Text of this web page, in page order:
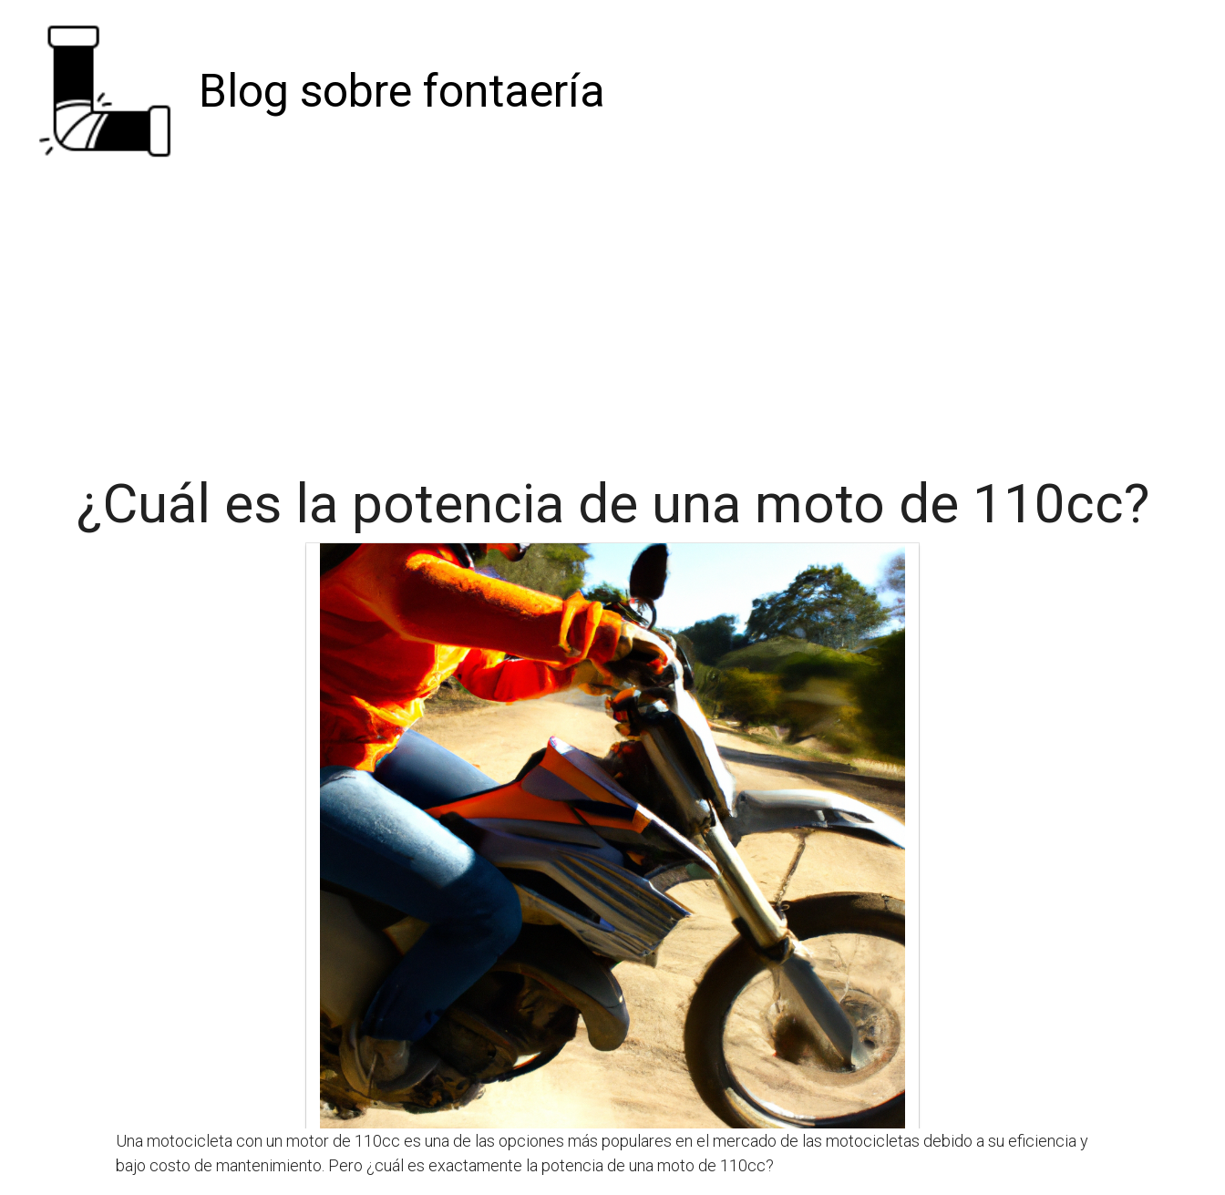
Blog sobre fontaería
¿Cuál es la potencia de una moto de 110cc?
Una motocicleta con un motor de 110cc es una de las opciones más populares en el mercado de las motocicletas debido a su eficiencia y
bajo costo de mantenimiento. Pero ¿cuál es exactamente la potencia de una moto de 110cc?